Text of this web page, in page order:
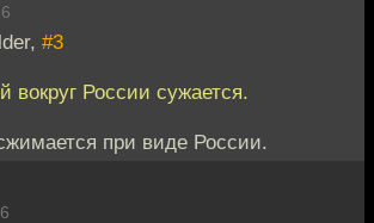
#3
вокруг России сужается.
при виде России.